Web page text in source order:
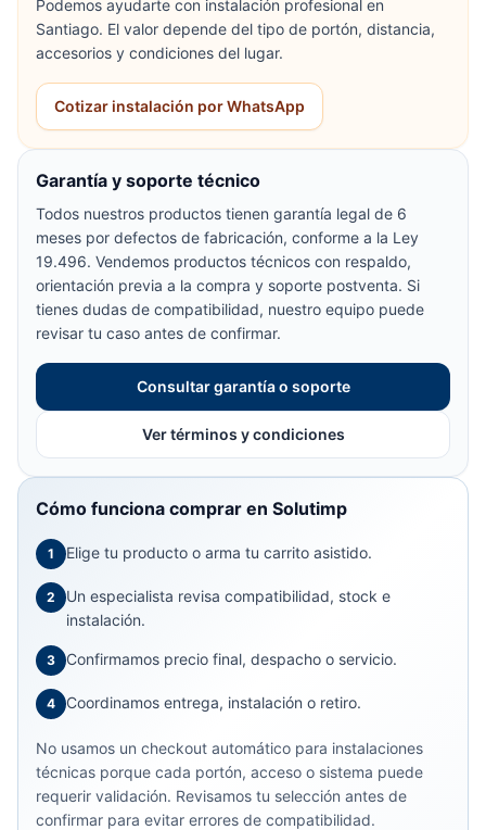
Podemos ayudarte con instalación profesional en
Santiago. El valor depende del tipo de portón, distancia,
accesorios y condiciones del lugar.
Cotizar instalación por WhatsApp
Garantía y soporte técnico
Todos nuestros productos tienen garantía legal de 6
meses por defectos de fabricación, conforme a la Ley
19.496. Vendemos productos técnicos con respaldo,
orientación previa a la compra y soporte postventa. Si
tienes dudas de compatibilidad, nuestro equipo puede
revisar tu caso antes de confirmar.
Consultar garantía o soporte
Ver términos y condiciones
Cómo funciona comprar en Solutimp
1 Elige tu producto o arma tu carrito asistido.
2
Un especialista revisa compatibilidad, stock e
instalación.
3 Confirmamos precio final, despacho o servicio.
4 Coordinamos entrega, instalación o retiro.
No usamos un checkout automático para instalaciones
técnicas porque cada portón, acceso o sistema puede
requerir validación. Revisamos tu selección antes de
confirmar para evitar errores de compatibilidad.